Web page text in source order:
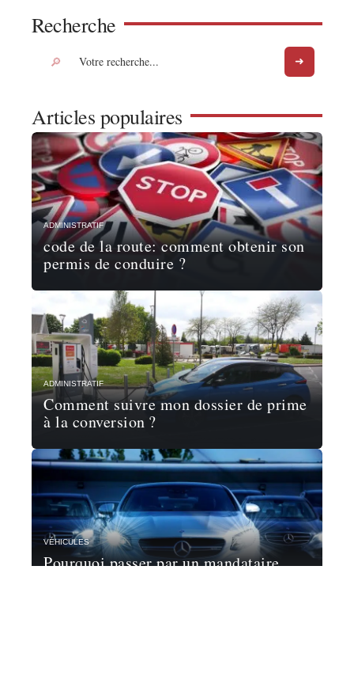
Recherche
Articles populaires
ADMINISTRATIF
code de la route: comment obtenir son
permis de conduire ?
ADMINISTRATIF
Comment suivre mon dossier de prime
à la conversion ?
VÉHICULES
Pourquoi passer par un mandataire